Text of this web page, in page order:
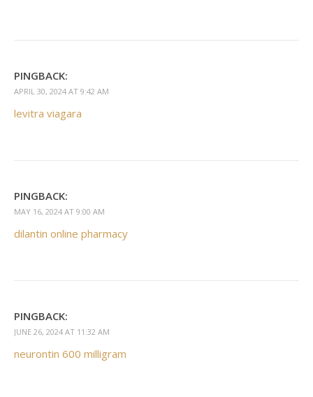
PINGBACK:
APRIL 30, 2024 AT 9:42 AM
levitra viagara
PINGBACK:
MAY 16, 2024 AT 9:00 AM
dilantin online pharmacy
PINGBACK:
JUNE 26, 2024 AT 11:32 AM
neurontin 600 milligram